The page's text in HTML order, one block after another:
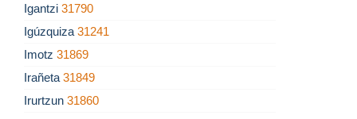
Igantzi 31790
Igúzquiza 31241
Imotz 31869
Irañeta 31849
Irurtzun 31860